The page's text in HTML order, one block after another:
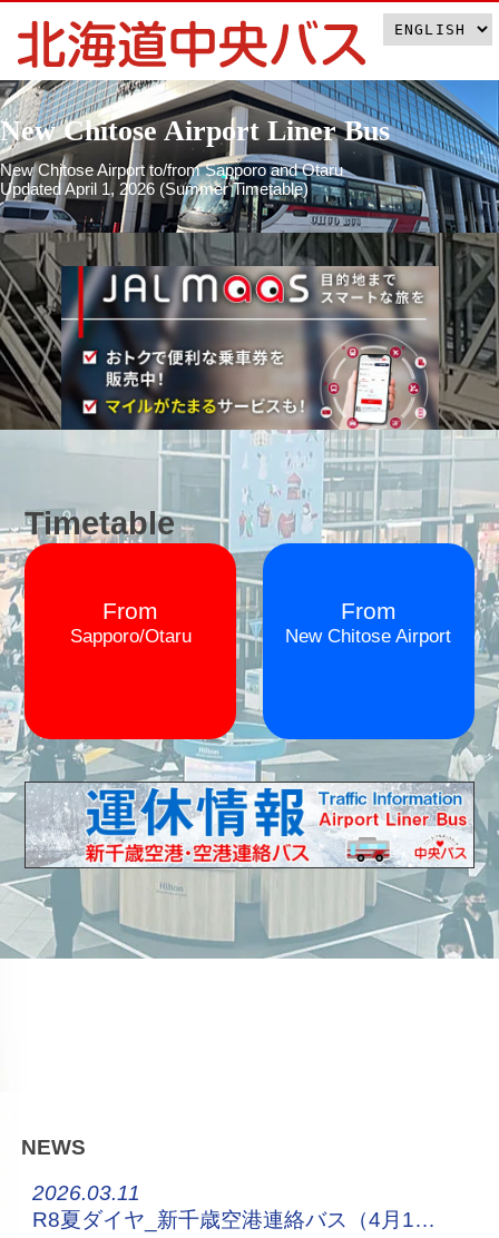
New Chitose Airport Liner Bus
New Chitose Airport to/from Sapporo and Otaru
Updated April 1, 2026 (Summer Timetable)
Timetable
From
Sapporo/Otaru
From
New Chitose Airport
NEWS
2026.03.11
R8夏ダイヤ_新千歳空港連絡バス（4月1日～）